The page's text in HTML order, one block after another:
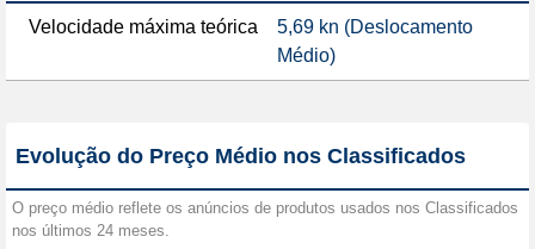
Velocidade máxima teórica
5,69 kn (Deslocamento
Médio)
Evolução do Preço Médio nos Classificados
O preço médio reflete os anúncios de produtos usados nos Classificados
nos últimos 24 meses.